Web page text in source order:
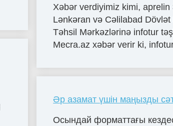
Xəbər verdiyimiz kimi, aprelin
Lənkəran və Cəlilabad Dövlət
Təhsil Mərkəzlərinə infotur
Mecra.az xəbər verir ki,
Әр азамат үшін маңызды
Осындай форматтағы